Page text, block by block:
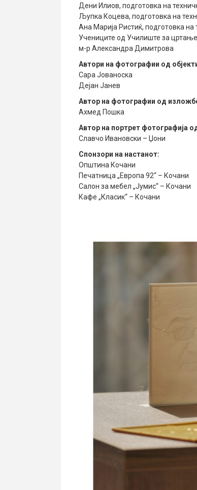
Дени Илиов, подготовка на
Љупка Коцева, подготовка на
Ана Марија Ристиќ, подготовка на
Учениците од Училиште за
м-р Александра Димитрова
Автори на фотографии од
Сара Јованоска
Дејан Јанев
Автор на фотографии од
Ахмед Пошка
Автор на портрет фотографија
Славчо Ивановски – Џони
Спонзори на настанот:
Општина Кочани
Печатница „Европа 92“ – Кочани
Салон за мебел „Јумис“ – Кочани
Кафе „Класик“ – Кочани